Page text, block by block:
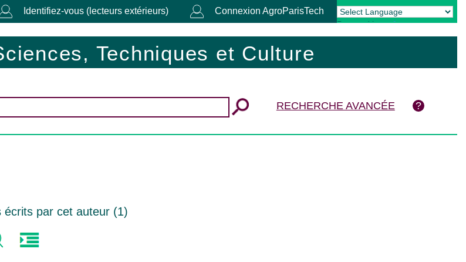
Identifiez-vous (lecteurs extérieurs) Connexion AgroParisTech
Powered by Translate
Techniques et Culture
RECHERCHE AVANCÉE
écrits par cet auteur (1)